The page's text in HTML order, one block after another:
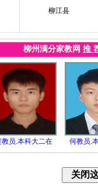
柳江县
柳州满分家教网 推
教员.本科大二在 何教员.